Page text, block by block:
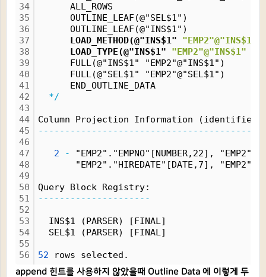
34
35
36
37
38
39
40
41
42
43
44
45
46
47
48
49
50
51
52
53
54
55
56
ALL_ROWS
OUTLINE_LEAF(@"SEL$1")
OUTLINE_LEAF(@"INS$1")
LOAD_METHOD(@"INS$1" "EMP2"@"INS$1"
LOAD_TYPE(@"INS$1" "EMP2"@"INS$1"
FULL(@"INS$1" "EMP2"@"INS$1")
FULL(@"SEL$1" "EMP2"@"SEL$1")
END_OUTLINE_DATA
*/
Column Projection Information (identified
2 -
"EMP2"."EMPNO"[NUMBER,22],
"EMP2"."HIREDATE"[DATE,7],
Query Block Registry:
---------------------
INS$1 (PARSER) [FINAL]
SEL$1 (PARSER) [FINAL]
52 rows selected.
append 힌트를 사용하지 않았을때 Outline Data 에 이렇게 두